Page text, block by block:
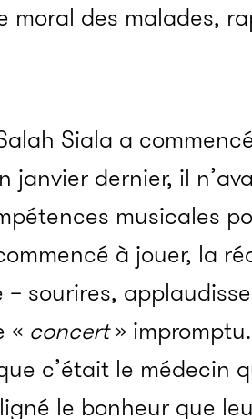
moral des malades,
Siala a
janvier dernier, il
musicales
à jouer, la
sourires,
« concert»
c’était le médecin
le bonheur que